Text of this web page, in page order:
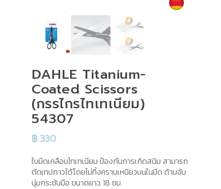
DAHLE Titanium-
Coated Scissors
(กรรไกรไทเทเนียม)
54307
฿330
ใบมีดเคลือบไทเทเนียม ป้องกันการเกิดสนิม สามารถ
ตัดเทปกาวได้โดยไม่ทิ้งคราบเหนียวบนในมีด ด้ามจับ
นุ่มกระชับมือ ขนาดยาว 18 ซม.